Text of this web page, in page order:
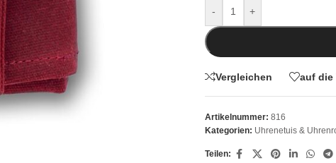
- +
Vergleichen auf die
Artikelnummer: 816
Kategorien: Uhrenetuis &
Teilen: